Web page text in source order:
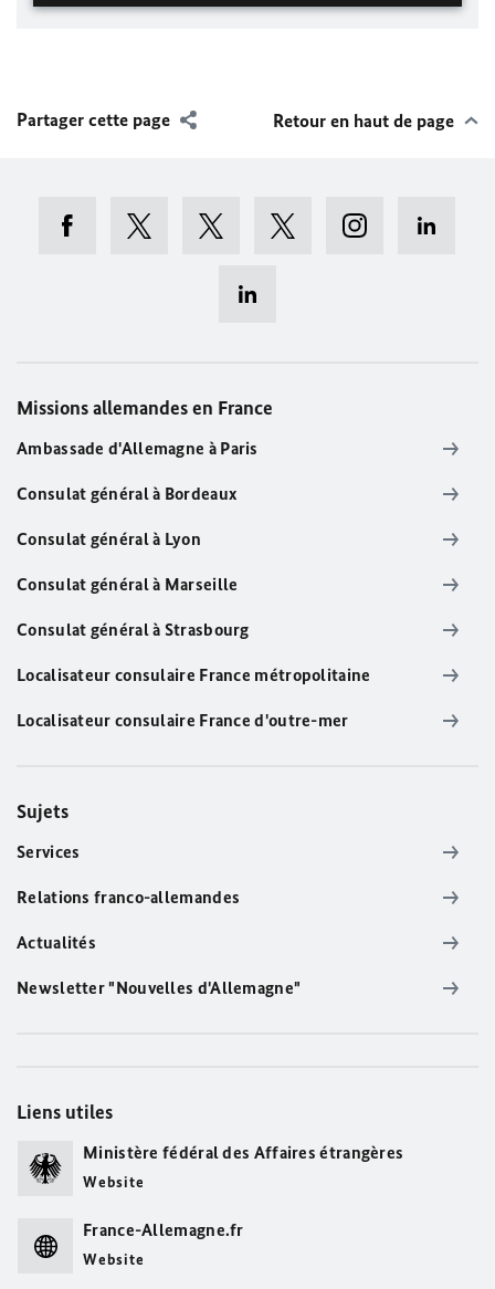
Partager cette page Retour en haut de page
Missions allemandes en France
Ambassade d'Allemagne à Paris
Consulat général à Bordeaux
Consulat général à Lyon
Consulat général à Marseille
Consulat général à Strasbourg
Localisateur consulaire France métropolitaine
Localisateur consulaire France d'outre-mer
Sujets
Services
Relations franco-allemandes
Actualités
Newsletter "Nouvelles d'Allemagne"
Liens utiles
Ministère fédéral des Affaires étrangères
Website
France-Allemagne.fr
Website